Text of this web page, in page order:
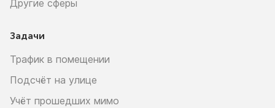
Другие сферы
Задачи
Трафик в помещении
Подсчёт на улице
Учёт прошедших мимо